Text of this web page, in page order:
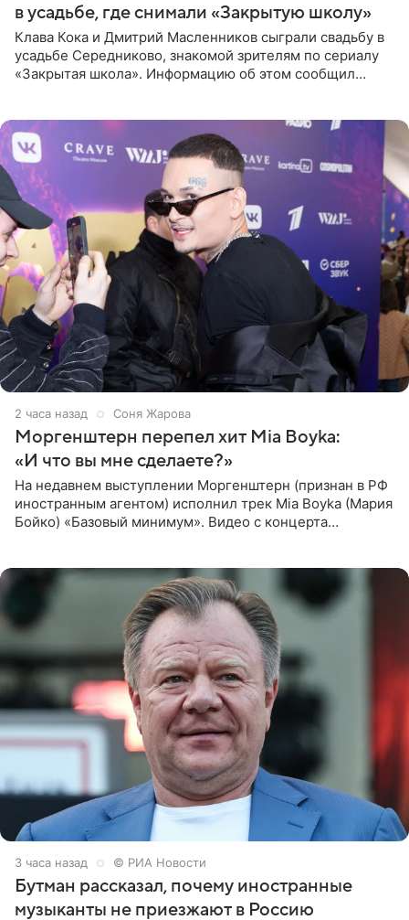
в усадьбе, где снимали «Закрытую школу»
Клава Кока и Дмитрий Масленников сыграли свадьбу в
усадьбе Середниково, знакомой зрителям по сериалу
«Закрытая школа». Информацию об этом сообщил
2 часа назад Соня Жарова
Моргенштерн перепел хит Mia Boyka:
«И что вы мне сделаете?»
На недавнем выступлении Моргенштерн (признан в РФ
иностранным агентом) исполнил трек Mia Boyka (Мария
Бойко) «Базовый минимум». Видео с концерта
3 часа назад © РИА Новости
Бутман рассказал, почему иностранные
музыканты не приезжают в Россию